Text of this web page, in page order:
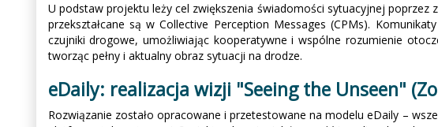
U podstaw projektu leży cel zwiększenia świadomości sytuacyjnej
przekształcane są w Collective Perception Messages (CPMs).
czujniki drogowe, umożliwiając kooperatywne i wspólne rozumienie
tworząc pełny i aktualny obraz sytuacji na drodze.
eDaily: realizacja wizji "Seeing the Unseen"
Rozwiązanie zostało opracowane i przetestowane na modelu eDaily –